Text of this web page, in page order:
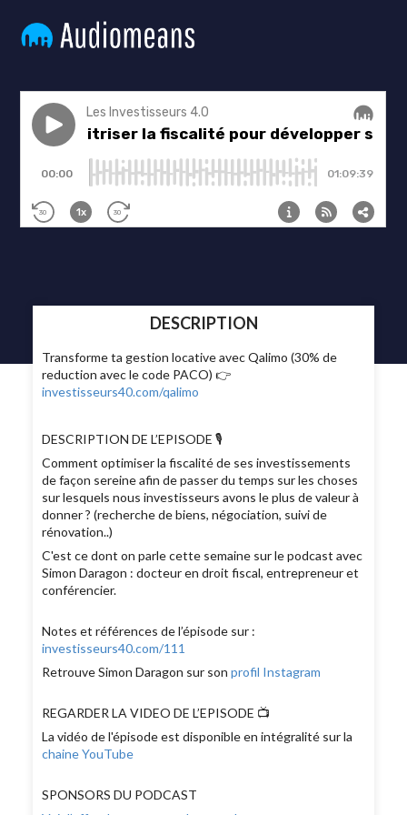
DESCRIPTION
Transforme ta gestion locative avec Qalimo (30% de
reduction avec le code PACO) 👉
investisseurs40.com/qalimo
DESCRIPTION DE L’EPISODE 🎙
Comment optimiser la fiscalité de ses investissements
de façon sereine afin de passer du temps sur les choses
sur lesquels nous investisseurs avons le plus de valeur à
donner ? (recherche de biens, négociation, suivi de
rénovation..)
C'est ce dont on parle cette semaine sur le podcast avec
Simon Daragon : docteur en droit fiscal, entrepreneur et
conférencier.
Notes et références de l’épisode sur :
investisseurs40.com/111
Retrouve Simon Daragon sur sonprofil Instagram
REGARDER LA VIDEO DE L’EPISODE 📺
La vidéo de l'épisode est disponible en intégralité sur la
chaine YouTube
SPONSORS DU PODCAST